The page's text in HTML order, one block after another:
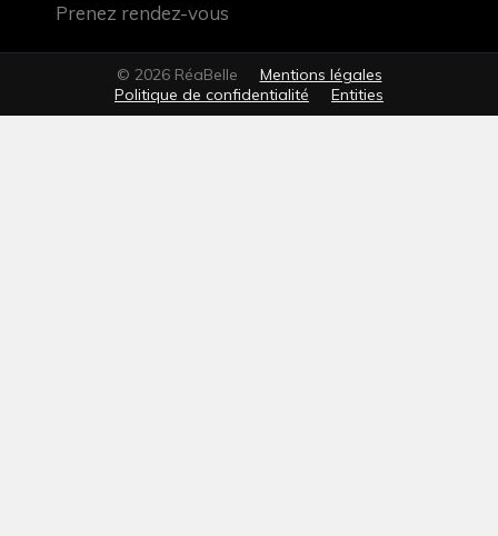
Prenez rendez-vous
© 2026 RéaBelle
Mentions légales
Politique de confidentialité
Entities